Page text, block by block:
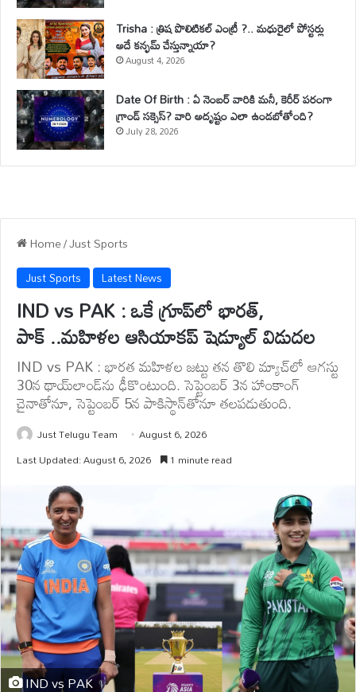
Trisha : త్రిష పొలిటికల్ ఎంట్రీ ?.. మధురైలో పోస్టర్లు
అదే కన్ఫమ్ చేస్తున్నాయా?
August 4, 2026
Date Of Birth : ఏ నెంబర్ వారికి మనీ, కెరీర్ పరంగా
గ్రాండ్ సక్సెస్? వారి అదృష్టం ఎలా ఉండబోతోంది?
July 28, 2026